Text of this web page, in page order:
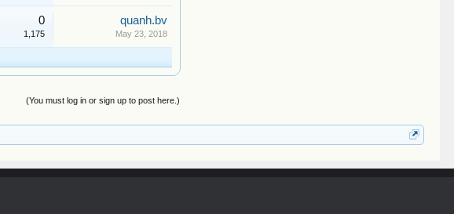
0
1,175
quanh.bv
May 23, 2018
(You must log in or sign up to post here.)